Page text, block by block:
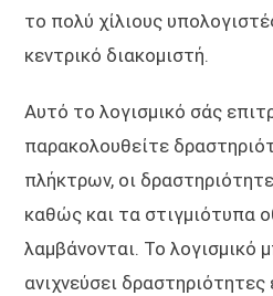
το πολύ χίλιους
κεντρικό διακομιστή.
Αυτό το λογισμικό σάς
παρακολουθείτε
πλήκτρων, οι
καθώς και τα στιγμιότυπα
λαμβάνονται. Το λογισμικό
ανιχνεύσει